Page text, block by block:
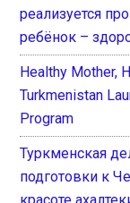
реализуется
ребёнок –
Healthy Mother,
Turkmenistan
Program
Туркменская
подготовки к